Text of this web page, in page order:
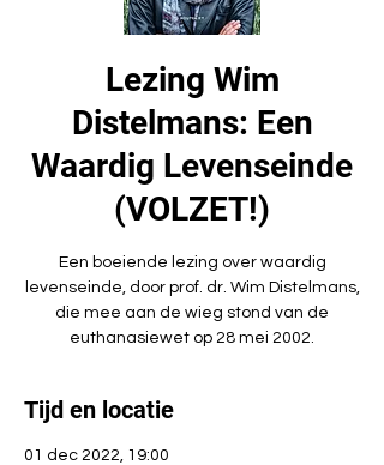
Lezing Wim
Distelmans: Een
Waardig Levenseinde
(VOLZET!)
Een boeiende lezing over waardig
levenseinde, door prof. dr. Wim Distelmans,
die mee aan de wieg stond van de
euthanasiewet op 28 mei 2002.
Tijd en locatie
01 dec 2022, 19:00